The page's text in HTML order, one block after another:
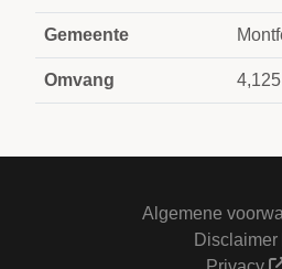
Gemeente
Omvang 4,125
Algemene
Disclaimer